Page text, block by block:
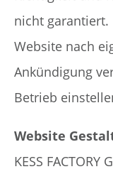
nicht garantiert.
Website nach
Ankündigung
Betrieb
Website
KESS FACTORY